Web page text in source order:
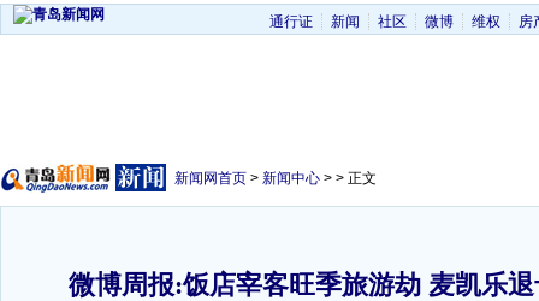
通行证 新闻 社区 微博 维权 房
新闻网首页 > 新闻中心 > > 正文
微博周报:饭店宰客旺季旅游劫 麦凯乐